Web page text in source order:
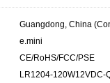
Guangdong, China
e.mini
CE/RoHS/FCC/PSE
LR1204-120W12VDC-